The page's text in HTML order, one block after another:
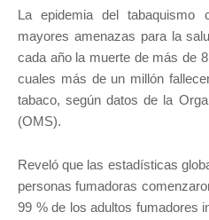
La epidemia del tabaquismo
mayores amenazas para la
cada año la muerte de más de
cuales más de un millón
tabaco, según datos de la
(OMS).
Reveló que las estadísticas
personas fumadoras
99 % de los adultos fumadores